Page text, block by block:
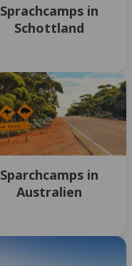
Sprachcamps in
Schottland
Sparchcamps in
Australien